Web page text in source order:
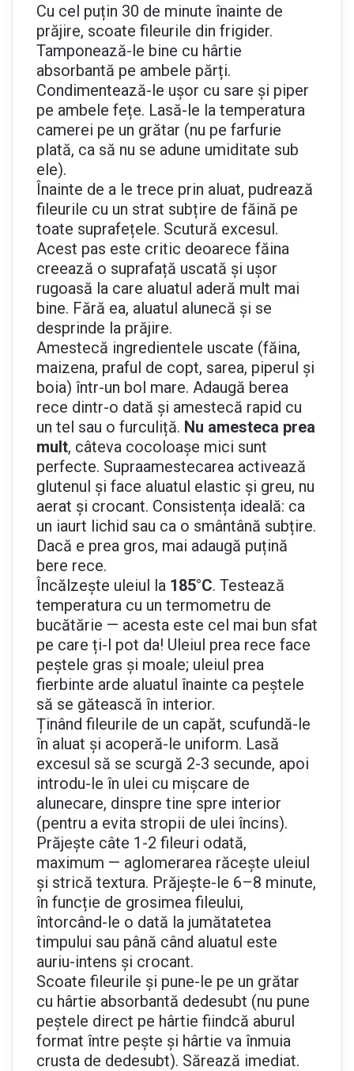
Cu cel puțin 30 de minute înainte de
prăjire, scoate fileurile din frigider.
Tamponează-le bine cu hârtie
absorbantă pe ambele părți.
Condimentează-le ușor cu sare și piper
pe ambele fețe. Lasă-le la temperatura
camerei pe un grătar (nu pe farfurie
plată, ca să nu se adune umiditate sub
ele).
Înainte de a le trece prin aluat, pudrează
fileurile cu un strat subțire de făină pe
toate suprafețele. Scutură excesul.
Acest pas este critic deoarece făina
creează o suprafață uscată și ușor
rugoasă la care aluatul aderă mult mai
bine. Fără ea, aluatul alunecă și se
desprinde la prăjire.
Amestecă ingredientele uscate (făina,
maizena, praful de copt, sarea, piperul și
boia) într-un bol mare. Adaugă berea
rece dintr-o dată și amestecă rapid cu
un tel sau o furculiță. Nu amesteca prea
mult, câteva cocoloașe mici sunt
perfecte. Supraamestecarea activează
glutenul și face aluatul elastic și greu, nu
aerat și crocant. Consistența ideală: ca
un iaurt lichid sau ca o smântână subțire.
Dacă e prea gros, mai adaugă puțină
bere rece.
Încălzește uleiul la 185°C. Testează
temperatura cu un termometru de
bucătărie — acesta este cel mai bun sfat
pe care ți-l pot da! Uleiul prea rece face
peștele gras și moale; uleiul prea
fierbinte arde aluatul înainte ca peștele
să se gătească în interior.
Ținând fileurile de un capăt, scufundă-le
în aluat și acoperă-le uniform. Lasă
excesul să se scurgă 2-3 secunde, apoi
introdu-le în ulei cu mișcare de
alunecare, dinspre tine spre interior
(pentru a evita stropii de ulei încins).
Prăjește câte 1-2 fileuri odată,
maximum — aglomerarea răcește uleiul
și strică textura. Prăjește-le 6–8 minute,
în funcție de grosimea fileului,
întorcând-le o dată la jumătatetea
timpului sau până când aluatul este
auriu-intens și crocant.
Scoate fileurile și pune-le pe un grătar
cu hârtie absorbantă dedesubt (nu pune
peștele direct pe hârtie fiindcă aburul
format între pește și hârtie va înmuia
crusta de dedesubt). Sărează imediat.